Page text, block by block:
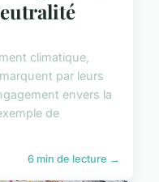
climatique,
par leurs
envers la
de
6 min de lecture →